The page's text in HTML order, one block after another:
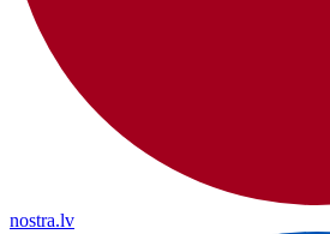
nostra.lv